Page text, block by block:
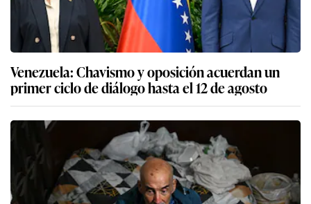
Venezuela: Chavismo y oposición acuerdan un
primer ciclo de diálogo hasta el 12 de agosto